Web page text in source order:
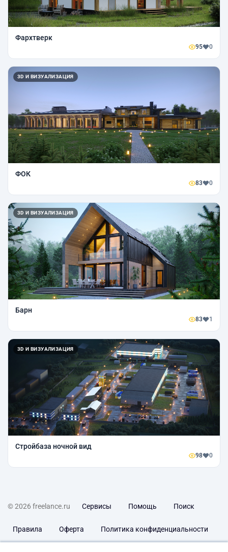
Фархтверк
95 0
3D И ВИЗУАЛИЗАЦИЯ
ФОК
83 0
3D И ВИЗУАЛИЗАЦИЯ
Барн
83 1
3D И ВИЗУАЛИЗАЦИЯ
Стройбаза ночной вид
98 0
© 2026 freelance.ru Сервисы Помощь Поиск
Правила Оферта Политика конфиденциальности